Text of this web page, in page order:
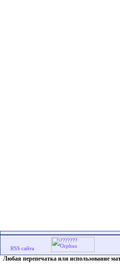
Любая перепечатка или использование